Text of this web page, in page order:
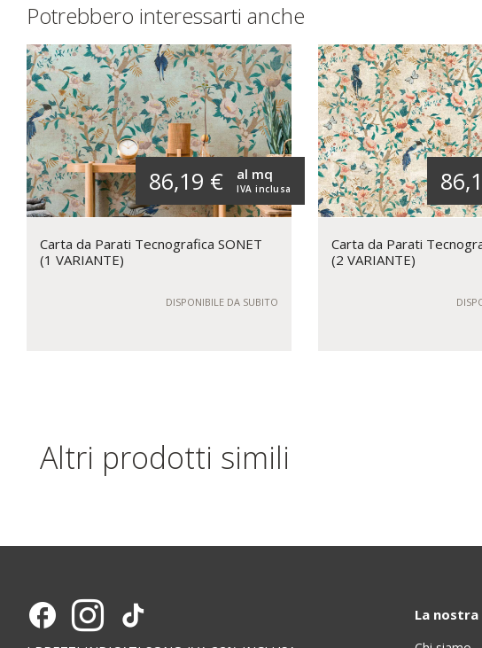
Potrebbero interessarti anche
86,19 € IVA inclusa
al mq
Carta da Parati Tecnografica SONET
(1 VARIANTE)
DISPONIBILE DA SUBITO
Carta da Parati
(2 VARIANTE)
Altri prodotti simili
La nostra